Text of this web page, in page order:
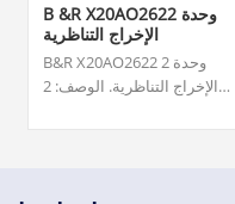
B &R X20AO2622 وحدة
الإخراج التناظرية
B&R X20AO2622 2 وحدة
الإخراج التناظرية. الوصف: 2
الحالية أو الجهد ممكن؛ دقة